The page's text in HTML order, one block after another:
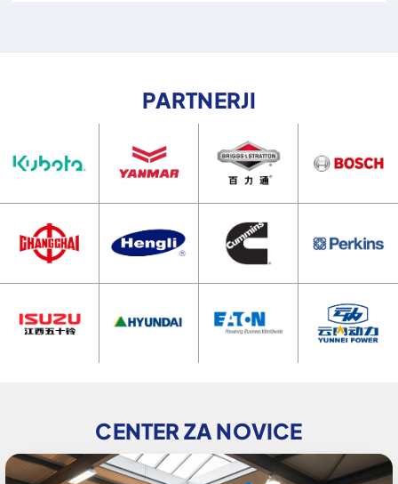
PARTNERJI
CENTER ZA NOVICE